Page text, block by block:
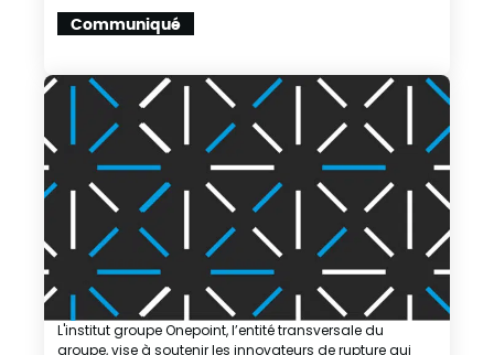
Communiqué
L'institut groupe Onepoint, l’entité transversale du
groupe, vise à soutenir les innovateurs de rupture qui